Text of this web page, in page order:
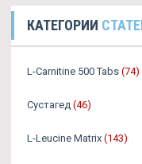
КАТЕГОРИИ
L-Carnitine 500 Tabs (74)
Сустагед (46)
L-Leucine Matrix (143)